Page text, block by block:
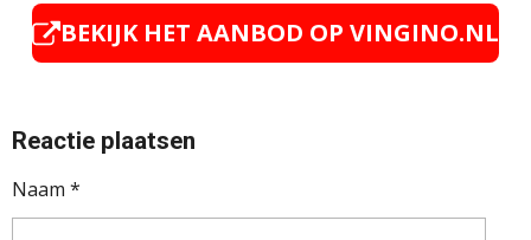
BEKIJK HET AANBOD OP VINGINO.NL
Reactie plaatsen
Naam *